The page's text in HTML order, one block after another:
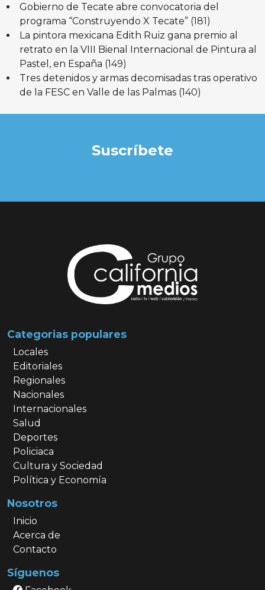
Gobierno de Tecate abre convocatoria del
programa “Construyendo X Tecate” (181)
La pintora mexicana Edith Ruiz gana premio al
retrato en la VIII Bienal Internacional de Pintura al
Pastel, en España (149)
Tres detenidos y armas decomisadas tras operativo
de la FESC en Valle de las Palmas (140)
Suscríbete
Categorias populares
Locales
Editoriales
Regionales
Nacionales
Internacionales
Salud
Deportes
Policiaca
Cultura y Sociedad
Política y Economía
Nosotros
Inicio
Acerca de
Contacto
Síguenos